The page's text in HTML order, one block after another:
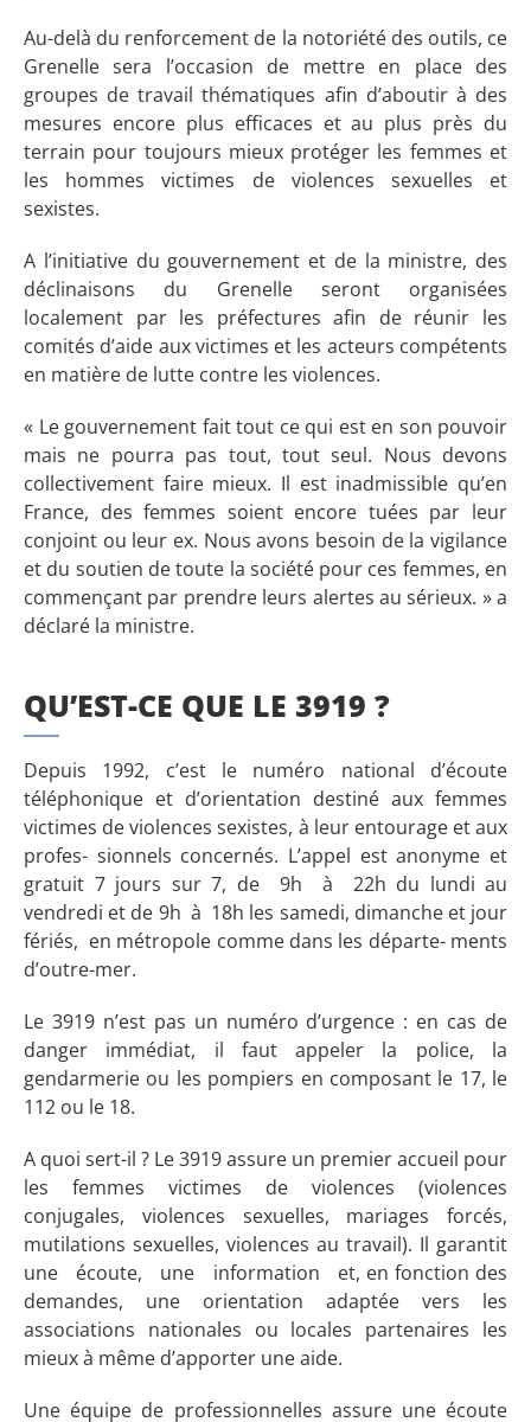
Au-delà du renforcement de la notoriété des outils, ce
Grenelle sera l’occasion de mettre en place des
groupes de travail thématiques afin d’aboutir à des
mesures encore plus efficaces et au plus près du
terrain pour toujours mieux protéger les femmes et
les hommes victimes de violences sexuelles et
sexistes.
A l’initiative du gouvernement et de la ministre, des
déclinaisons du Grenelle seront organisées
localement par les préfectures afin de réunir les
comités d’aide aux victimes et les acteurs compétents
en matière de lutte contre les violences.
« Le gouvernement fait tout ce qui est en son pouvoir
mais ne pourra pas tout, tout seul. Nous devons
collectivement faire mieux. Il est inadmissible qu’en
France, des femmes soient encore tuées par leur
conjoint ou leur ex. Nous avons besoin de la vigilance
et du soutien de toute la société pour ces femmes, en
commençant par prendre leurs alertes au sérieux. » a
déclaré la ministre.
QU’EST-CE QUE LE 3919 ?
Depuis 1992, c’est le numéro national d’écoute
téléphonique et d’orientation destiné aux femmes
victimes de violences sexistes, à leur entourage et aux
profes- sionnels concernés. L’appel est anonyme et
gratuit 7 jours sur 7, de 9h à 22h du lundi au
vendredi et de 9h à 18h les samedi, dimanche et jour
fériés, en métropole comme dans les départe- ments
d’outre-mer.
Le 3919 n’est pas un numéro d’urgence : en cas de
danger immédiat, il faut appeler la police, la
gendarmerie ou les pompiers en composant le 17, le
112 ou le 18.
A quoi sert-il ? Le 3919 assure un premier accueil pour
les femmes victimes de violences (violences
conjugales, violences sexuelles, mariages forcés,
mutilations sexuelles, violences au travail). Il garantit
une écoute, une information et, en fonction des
demandes, une orientation adaptée vers les
associations nationales ou locales partenaires les
mieux à même d’apporter une aide.
Une équipe de professionnelles assure une écoute